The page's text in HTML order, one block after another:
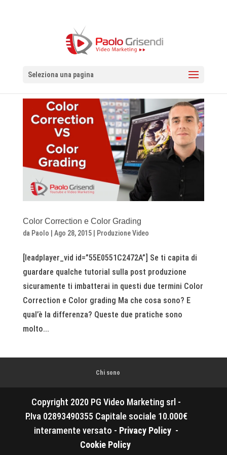
Seleziona una pagina
Color Correction e Color Grading
da Paolo | Ago 28, 2015| Produzione Video
[leadplayer_vid id=”55E0551C2472A”] Se ti capita di
guardare qualche tutorial sulla post produzione
sicuramente ti imbatterai in questi due termini Color
Correction e Color grading Ma che cosa sono? E
qual’è la differenza? Queste due pratiche sono
molto...
Chi sono
Copyright 2020 PG Video Marketing srl -
P.Iva 02893490355 Capitale sociale 10.000€
interamente versato - Privacy Policy -
Cookie Policy